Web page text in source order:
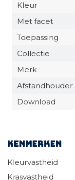
Kleur
Met facet
Toepassing
Collectie
Merk
Afstandhouder
Download
Kenmerken
Kleurvastheid
Krasvastheid